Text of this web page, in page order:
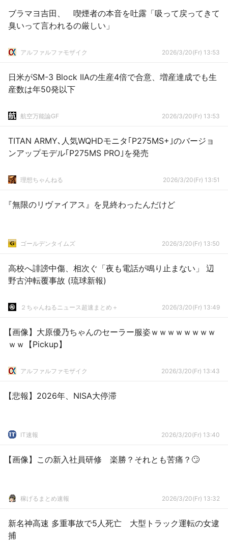
ブラマヨ吉田、 喫煙者の本音を吐露「吸って戻ってきて
臭いって言われるの厳しい」
アルファルファモザイク 2026/3/20(Fr) 13:53
日米がSM-3 Block IIAの生産4倍で合意、増産達成でも生
産数は年50発以下
航空万能論GF 2026/3/20(Fr) 13:53
TITAN ARMY､人気WQHDモニタ｢P275MS+｣のバージョ
ンアップモデル｢P275MS PRO｣を発売
理想ちゃんねる 2026/3/20(Fr) 13:51
『無限のリヴァイアス』を見終わったんだけど
ゴールデンタイムズ 2026/3/20(Fr) 13:50
高校へ誹謗中傷、相次ぐ「夜も電話が鳴り止まない」 辺
野古沖転覆事故 (琉球新報)
２ちゃんねるニュース超速まとめ＋ 2026/3/20(Fr) 13:49
【画像】大原優乃ちゃんのセーラー服姿ｗｗｗｗｗｗｗｗ
ｗｗ【Pickup】
アルファルファモザイク 2026/3/20(Fr) 13:43
【悲報】2026年、NISA大停滞
IT速報 2026/3/20(Fr) 13:40
【画像】この新入社員研修 楽勝？それとも苦痛？🙄
稼げるまとめ速報 2026/3/20(Fr) 13:32
新名神高速 多重事故で5人死亡 大型トラック運転の女逮
捕